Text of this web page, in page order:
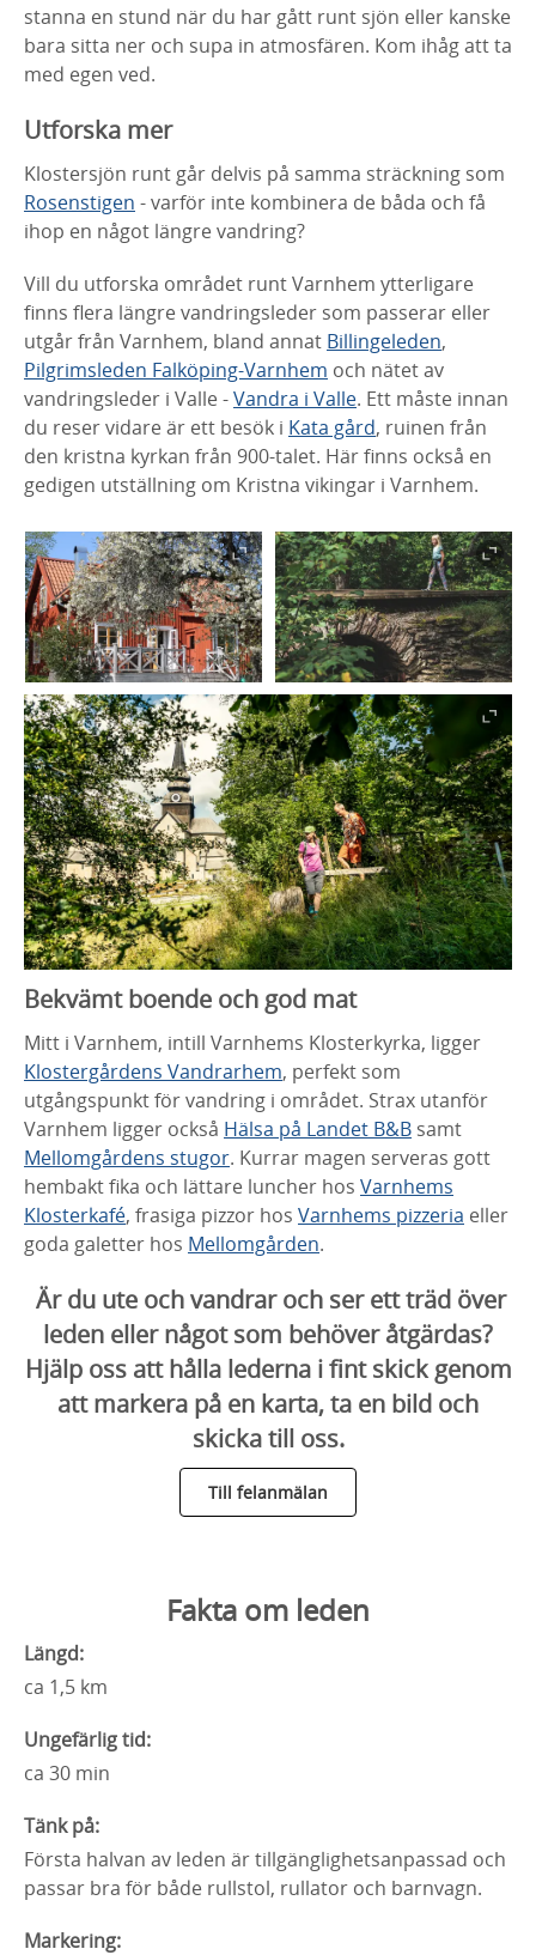
stanna en stund när du har gått runt sjön eller kanske
bara sitta ner och supa in atmosfären. Kom ihåg att ta
med egen ved.
Utforska mer
Klostersjön runt går delvis på samma sträckning som
Rosenstigen - varför inte kombinera de båda och få
ihop en något längre vandring?
Vill du utforska området runt Varnhem ytterligare
finns flera längre vandringsleder som passerar eller
utgår från Varnhem, bland annat Billingeleden,
Pilgrimsleden Falköping-Varnhem och nätet av
vandringsleder i Valle -Vandra i Valle. Ett måste innan
du reser vidare är ett besök i Kata gård, ruinen från
den kristna kyrkan från 900-talet. Här finns också en
gedigen utställning om Kristna vikingar i Varnhem.
Bekvämt boende och god mat
Mitt i Varnhem, intill Varnhems Klosterkyrka, ligger
Klostergårdens Vandrarhem, perfekt som
utgångspunkt för vandring i området. Strax utanför
Varnhem ligger också Hälsa på Landet B&B samt
Mellomgårdens stugor. Kurrar magen serveras gott
hembakt fika och lättare luncher hos Varnhems
Klosterkafé, frasiga pizzor hos Varnhems pizzeria eller
goda galetter hos Mellomgården.
Är du ute och vandrar och ser ett träd över
leden eller något som behöver åtgärdas?
Hjälp oss att hålla lederna i fint skick genom
att markera på en karta, ta en bild och
skicka till oss.
Till felanmälan
Fakta om leden
Längd:
ca 1,5 km
Ungefärlig tid:
ca 30 min
Tänk på:
Första halvan av leden är tillgänglighetsanpassad och
passar bra för både rullstol, rullator och barnvagn.
Markering: